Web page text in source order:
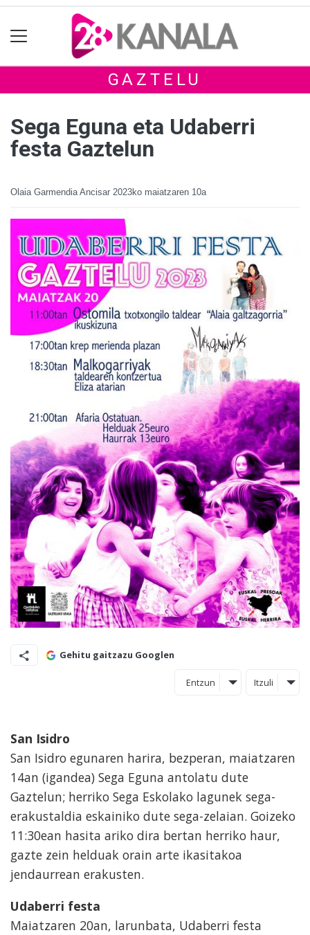
GAZTELU
Sega Eguna eta Udaberri
festa Gaztelun
Olaia Garmendia Ancisar 2023ko maiatzaren 10a
Gehitu gaitzazu Googlen
Entzun Itzuli
San Isidro
San Isidro egunaren harira, bezperan, maiatzaren
14an (igandea) Sega Eguna antolatu dute
Gaztelun; herriko Sega Eskolako lagunek sega-
erakustaldia eskainiko dute sega-zelaian. Goizeko
11:30ean hasita ariko dira bertan herriko haur,
gazte zein helduak orain arte ikasitakoa
jendaurrean erakusten.
Udaberri festa
Maiatzaren 20an, larunbata, Udaberri festa